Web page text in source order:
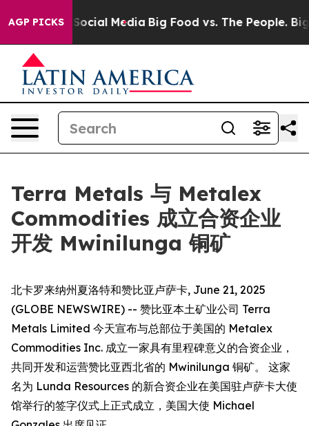
AGP PICKS
on Social Media Big Food vs. The People. Big
Terra Metals 与 Metalex
Commodities 成立合资企业
开发 Mwinilunga 铜矿
北卡罗来纳州夏洛特和赞比亚卢萨卡, June 21, 2025
(GLOBE NEWSWIRE) -- 赞比亚本土矿业公司 Terra
Metals Limited 今天宣布与总部位于美国的 Metalex
Commodities Inc. 成立一家具有里程碑意义的合资企业，
共同开发和运营赞比亚西北省的 Mwinilunga 铜矿。 这家
名为 Lunda Resources 的新合资企业在美国驻卢萨卡大使
馆举行的签字仪式上正式成立，美国大使 Michael